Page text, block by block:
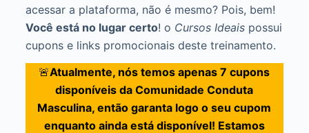
acessar a plataforma, não é mesmo? Pois, bem!
Você está no lugar certo! o Cursos Ideaispossui
cupons e links promocionais deste treinamento.
🚨Atualmente, nós temos apenas 7 cupons
disponíveis da Comunidade Conduta
Masculina, então garanta logo o seu cupom
enquanto ainda está disponível! Estamos